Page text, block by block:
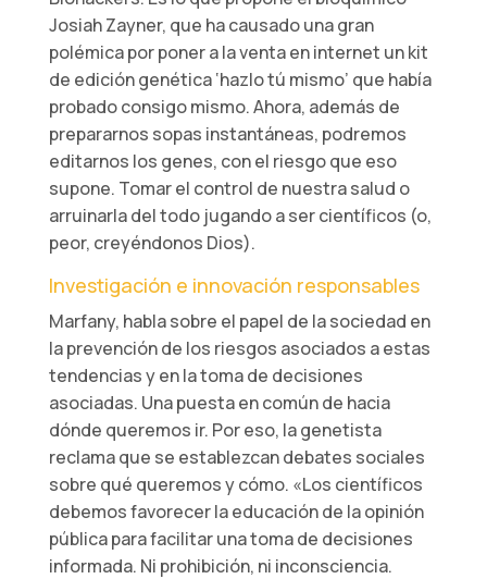
Josiah Zayner, que ha causado una gran
polémica por poner a la venta en internet un kit
de edición genética ‘hazlo tú mismo’ que había
probado consigo mismo. Ahora, además de
prepararnos sopas instantáneas, podremos
editarnos los genes, con el riesgo que eso
supone. Tomar el control de nuestra salud o
arruinarla del todo jugando a ser científicos (o,
peor, creyéndonos Dios).
Investigación e innovación responsables
Marfany, habla sobre el papel de la sociedad en
la prevención de los riesgos asociados a estas
tendencias y en la toma de decisiones
asociadas. Una puesta en común de hacia
dónde queremos ir. Por eso, la genetista
reclama que se establezcan debates sociales
sobre qué queremos y cómo. «Los científicos
debemos favorecer la educación de la opinión
pública para facilitar una toma de decisiones
informada. Ni prohibición, ni inconsciencia.